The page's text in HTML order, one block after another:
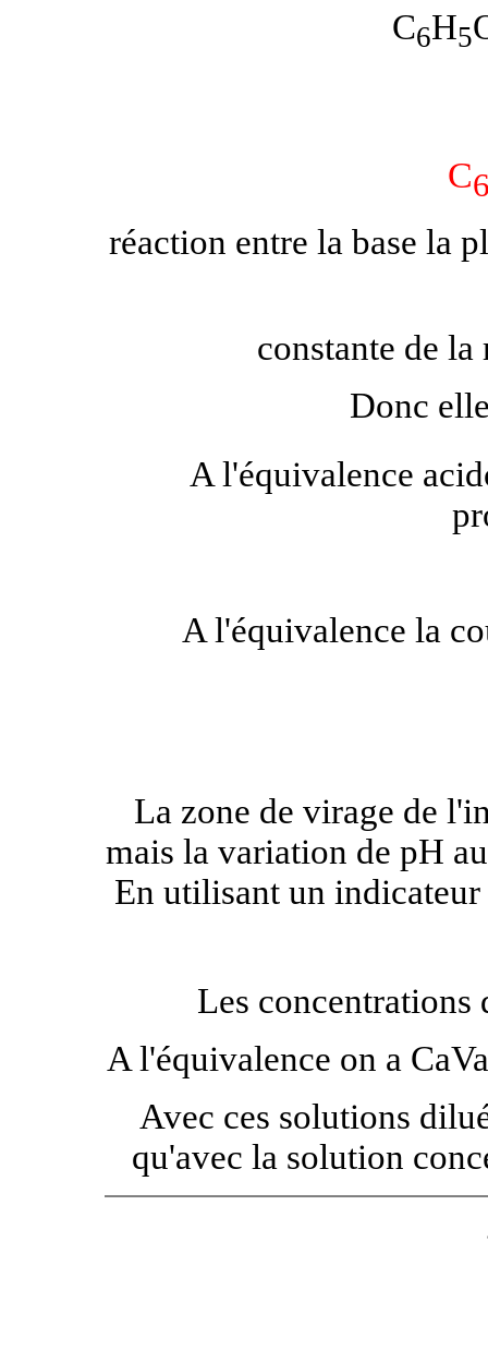
C6H5
C
réaction entre la base la
constante de
Donc
A l'équivalence
A l'équivalence la
La zone de virage de
mais la variation de pH
En utilisant un indicateur
Les concentrations
A l'équivalence on a
Avec ces solutions
qu'avec la solution